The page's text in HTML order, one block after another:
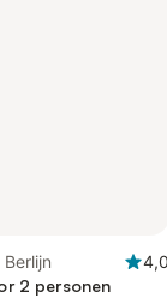
4,0
2 personen